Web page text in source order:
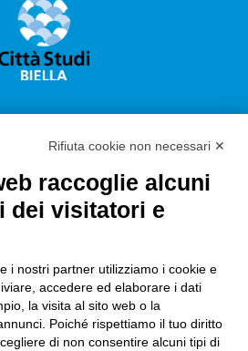
Studi S.p.A.
Pella, 2 – 13900 Biella Italy –
18.235.000,00
C. F. e numero 01491490023 –
– Partita IVA 01491490023
Rifiuta cookie non necessari ✕
raccoglie alcuni
dei visitatori e
i nostri partner utilizziamo i cookie e
accedere ed elaborare i dati
la visita al sito web o la
Poiché rispettiamo il tuo diritto
di non consentire alcuni tipi di